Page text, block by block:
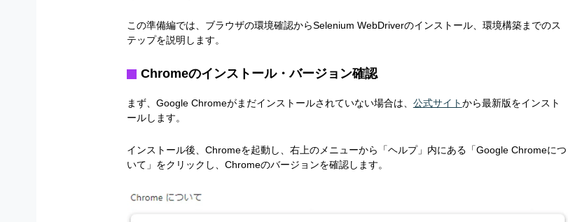
この準備編では、ブラウザの環境確認からSelenium WebDriverのインストール、環境構築までのス
テップを説明します。
Chromeのインストール・バージョン確認
まず、Google Chromeがまだインストールされていない場合は、 公式サイトから最新版をインスト
ールします。
インストール後、Chromeを起動し、右上のメニューから「ヘルプ」内にある「Google Chromeにつ
いて」をクリックし、Chromeのバージョンを確認します。